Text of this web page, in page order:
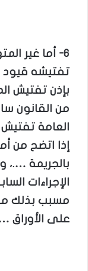
6- أما غير
تفتيشه قيود
من القانون
العامة تفتيش
إذا اتضح من
بالجريمة ….،
الإجراءات
مسبب بذلك
على الأوراق